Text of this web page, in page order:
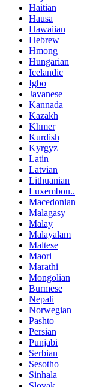
Haitian
Hausa
Hawaiian
Hebrew
Hmong
Hungarian
Icelandic
Igbo
Javanese
Kannada
Kazakh
Khmer
Kurdish
Kyrgyz
Latin
Latvian
Lithuanian
Luxembou..
Macedonian
Malagasy
Malay
Malayalam
Maltese
Maori
Marathi
Mongolian
Burmese
Nepali
Norwegian
Pashto
Persian
Punjabi
Serbian
Sesotho
Sinhala